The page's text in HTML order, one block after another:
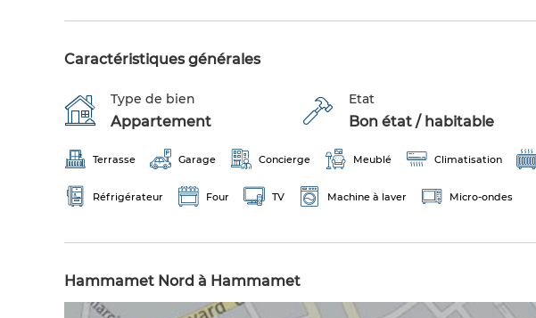
Caractéristiques générales
Type de bien
Appartement
Etat
Bon état / habitable
Terrasse Garage Concierge Meublé Climatisation
Réfrigérateur Four TV Machine à laver Micro-ondes
Hammamet Nord à Hammamet